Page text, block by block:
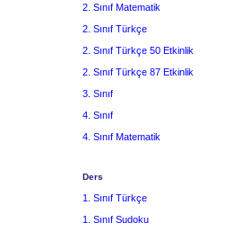
2. Sınıf Matematik
2. Sınıf Türkçe
2. Sınıf Türkçe 50 Etkinlik
2. Sınıf Türkçe 87 Etkinlik
3. Sınıf
4. Sınıf
4. Sınıf Matematik
Ders
1. Sınıf Türkçe
1. Sınıf Sudoku